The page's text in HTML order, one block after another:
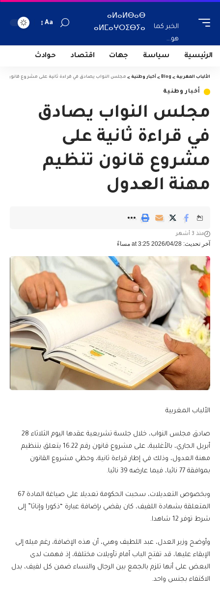
الخبر كما
هو...
ⴰⵍⴰⵍⴱⴰⴱ
ⴰⵍⵎⴰⵖⵔⵉⴱⵢⴰ
Aa
الرئيسية سياسة جهات اقتصاد حوادث
الألباب المغربية >
Blog
> أخبار وطنية > مجلس النواب يصادق في قراءة ثانية على مشروع قانون
أخبار وطنية
مجلس النواب يصادق
في قراءة ثانية على
مشروع قانون تنظيم
مهنة العدول
آخر تحديث: 2026/04/28 at 3:25 مساءً
منذ 3 أشهر
الألباب المغربية
صادق مجلس النواب، خلال جلسة تشريعية عقدها اليوم الثلاثاء 28
أبريل الجاري، بالأغلبية، على مشروع قانون رقم 16.22 يتعلق بتنظيم
مهنة العدول، وذلك في إطار قراءة ثانية، وحظي مشروع القانون
بموافقة 77 نائبا، فيما عارضه 39 نائبا.
وبخصوص التعديلات، سحبت الحكومة تعديلا على صياغة المادة 67
المتعلقة بشهادة اللفيف، كان يقضي بإضافة عبارة “ذكورا وإناثا” إلى
شرط توفر 12 شاهدا.
وأوضح وزير العدل، عبد اللطيف وهبي، أن هذه الإضافة، رغم ميله إلى
الإبقاء عليها، قد تفتح الباب أمام تأويلات مختلفة، إذ فهمت لدى
البعض على أنها تلزم بالجمع بين الرجال والنساء ضمن كل لفيف، بدل
الاكتفاء بجنس واحد.